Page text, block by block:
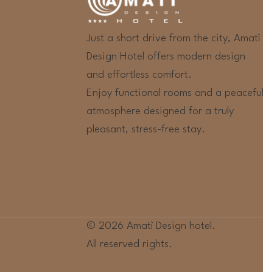
Just a short drive from the city, Amatì
Design Hotel offers modern design
and effortless comfort.
Enjoy functional rooms and a peaceful
atmosphere designed for a truly
pleasant, stress-free stay.
© 2026 Amatì Design hotel.
All reserved rights.